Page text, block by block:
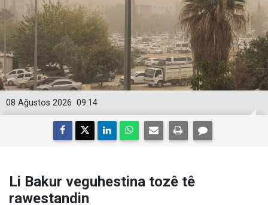
09:14
08 Ağustos 2026
Li Bakur veguhestina tozê tê
rawestandin